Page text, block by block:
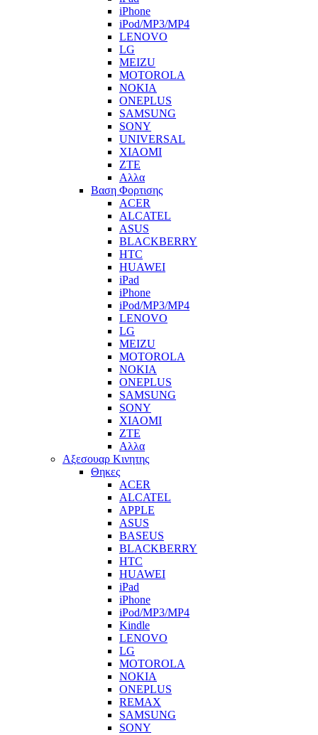
iPhone
iPod/MP3/MP4
LENOVO
LG
MEIZU
MOTOROLA
NOKIA
ONEPLUS
SAMSUNG
SONY
UNIVERSAL
XIAOMI
ZTE
Αλλα
Βαση Φορτισης
ACER
ALCATEL
ASUS
BLACKBERRY
HTC
HUAWEI
iPad
iPhone
iPod/MP3/MP4
LENOVO
LG
MEIZU
MOTOROLA
NOKIA
ONEPLUS
SAMSUNG
SONY
XIAOMI
ZTE
Αλλα
Αξεσουαρ Κινητης
Θηκες
ACER
ALCATEL
APPLE
ASUS
BASEUS
BLACKBERRY
HTC
HUAWEI
iPad
iPhone
iPod/MP3/MP4
Kindle
LENOVO
LG
MOTOROLA
NOKIA
ONEPLUS
REMAX
SAMSUNG
SONY